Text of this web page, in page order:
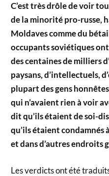
C’est très drôle de voir
de la minorité pro-russe,
Moldaves comme du
occupants soviétiques
des centaines de milliers
paysans, d’intellectuels,
plupart des gens
qui n’avaient rien à voir
dit qu’ils étaient de soi-
qu’ils étaient
et dans d’autres endroits
Les verdicts ont été